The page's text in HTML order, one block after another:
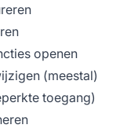
openen
(meestal)
toegang)